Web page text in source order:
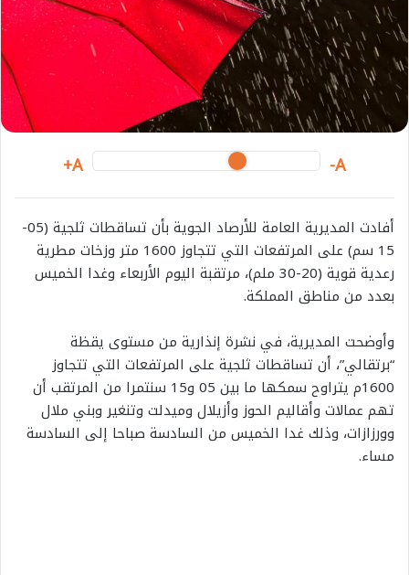
m
a
A-
A+
أفادت المديرية العامة للأرصاد الجوية بأن تساقطات ثلجية (05-
15 سم) على المرتفعات التي تتجاوز 1600 متر وزخات مطرية
رعدية قوية (20-30 ملم)، مرتقبة اليوم الأربعاء وغدا الخميس
بعدد من مناطق المملكة.
وأوضحت المديرية، في نشرة إنذارية من مستوى يقظة
“برتقالي”، أن تساقطات ثلجية على المرتفعات التي تتجاوز
1600م يتراوح سمكها ما بين 05 و15 سنتمرا من المرتقب أن
تهم عمالات وأقاليم الحوز وأزيلال وميدلت وتنغير وبني ملال
وورزازات، وذلك غدا الخميس من السادسة صباحا إلى السادسة
مساء.